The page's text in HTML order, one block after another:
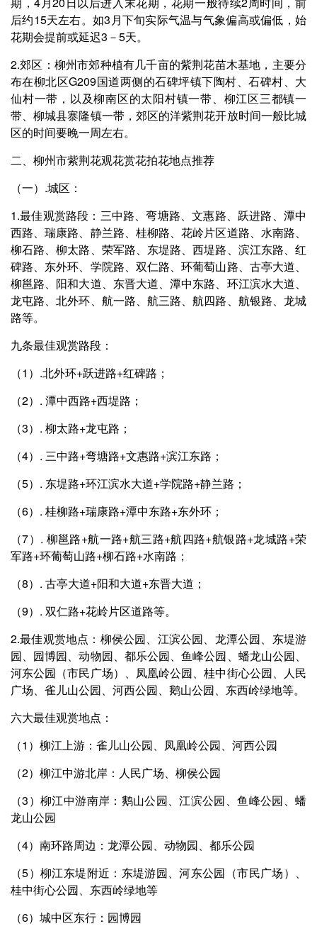
后约15天左右。如3月下旬实际气温与气象偏高或偏低，始
花期会提前或延迟3－5天。
2.郊区：柳州市郊种植有几千亩的紫荆花苗木基地，主要分
布在柳北区G209国道两侧的石碑坪镇下陶村、石碑村、大
仙村一带，以及柳南区的太阳村镇一带、柳江区三都镇一
带、柳城县寨隆镇一带，郊区的洋紫荆花开放时间一般比城
区的时间要晚一周左右。
二、柳州市紫荆花观花赏花拍花地点推荐
（一）.城区：
1.最佳观赏路段：三中路、弯塘路、文惠路、跃进路、潭中
西路、瑞康路、静兰路、桂柳路、花岭片区道路、水南路、
柳石路、柳太路、荣军路、东堤路、西堤路、滨江东路、红
碑路、东外环、学院路、双仁路、环葡萄山路、古亭大道、
柳邕路、阳和大道、东晋大道、潭中东路、环江滨水大道、
龙屯路、北外环、航一路、航三路、航四路、航银路、龙城
路等。
九条最佳观赏路段：
（1）.北外环+跃进路+红碑路；
（2）. 潭中西路+西堤路；
（3）. 柳太路+龙屯路；
（4）. 三中路+弯塘路+文惠路+滨江东路；
（5）. 东堤路+环江滨水大道+学院路+静兰路；
（6）. 桂柳路+瑞康路+潭中东路+东外环；
（7）. 柳邕路+航一路+航三路+航四路+航银路+龙城路+荣
军路+环葡萄山路+柳石路+水南路；
（8）. 古亭大道+阳和大道+东晋大道；
（9）. 双仁路+花岭片区道路等。
2.最佳观赏地点：柳侯公园、江滨公园、龙潭公园、东堤游
园、园博园、动物园、都乐公园、鱼峰公园、蟠龙山公园、
河东公园（市民广场）、凤凰岭公园、桂中街心公园、人民
广场、雀儿山公园、河西公园、鹅山公园、东西岭绿地等。
六大最佳观赏地点：
（1）柳江上游：雀儿山公园、凤凰岭公园、河西公园
（2）柳江中游北岸：人民广场、柳侯公园
（3）柳江中游南岸：鹅山公园、江滨公园、鱼峰公园、蟠
龙山公园
（4）南环路周边：龙潭公园、动物园、都乐公园
（5）柳江东堤附近：东堤游园、河东公园（市民广场）、
桂中街心公园、东西岭绿地等
（6）城中区东行：园博园